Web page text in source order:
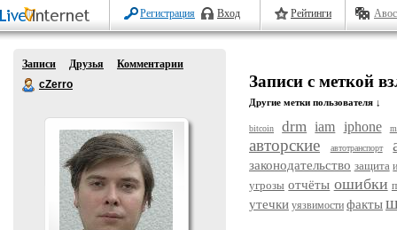
Регистрация Вход Рейтинги
Записи Друзья
Комментарии
cZerro
Записи с меткой
Другие метки пользователя ↓
bitcoin drm iam iphone
авторские автотранспорт
законодательство защита
угрозы отчёты ошибки
утечки уязвимости факты